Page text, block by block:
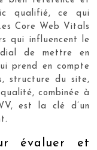
qualifié, ce qui
Core Web Vitals
qui influencent le
de mettre en
prend en compte
structure du site,
combinée à
est la clé d’un
évaluer et